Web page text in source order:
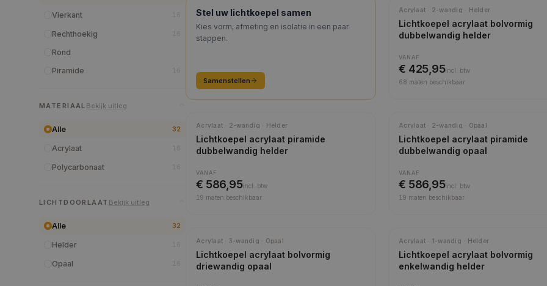
Vierkant
Rechthoekig
Rond
Piramide
MATERIAAL Bekijk uitleg
Alle 32
Acrylaat
Polycarbonaat
LICHTDOORLAAT Bekijk uitleg
Alle 32
Helder
Opaal
KEUZEHULP
Stel uw lichtkoepel samen
Kies vorm, afmeting en isolatie in een paar
stappen.
Samenstellen
Acrylaat · 2-wandig · Helder
Lichtkoepel acrylaat bolvormig
dubbelwandig helder
VANAF
€ 425,95incl.
btw
68 maten beschikbaar
Acrylaat · 2-wandig · Helder
Lichtkoepel acrylaat piramide
dubbelwandig helder
VANAF
€ 586,95incl.
btw
19 maten beschikbaar
Acrylaat · 2-wandig · Opaal
Lichtkoepel acrylaat piramide
dubbelwandig opaal
VANAF
€ 586,95incl.
btw
19 maten beschikbaar
Acrylaat · 3-wandig · Opaal
Lichtkoepel acrylaat bolvormig
driewandig opaal
Acrylaat · 1-wandig · Helder
Lichtkoepel acrylaat bolvormig
enkelwandig helder